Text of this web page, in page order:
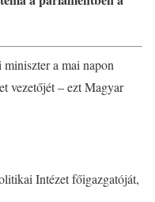
a mai napon
vezetőjét – ezt Magyar
Intézet főigazgatóját,